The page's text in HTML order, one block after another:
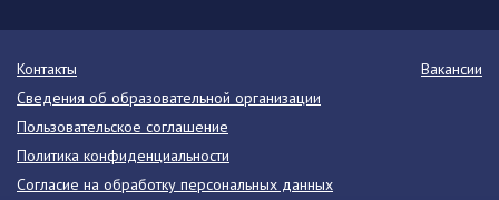
Контакты
Вакансии
Сведения об образовательной организации
Пользовательское соглашение
Политика конфиденциальности
Согласие на обработку персональных данных